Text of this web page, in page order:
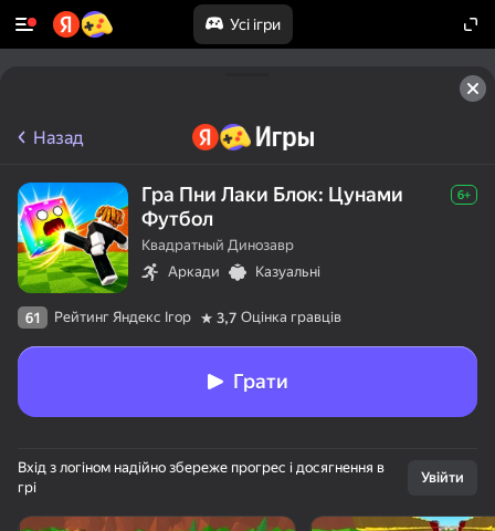
Усі ігри
Назад
Гра Пни Лаки Блок: Цунами
Футбол
6+
Квадратный Динозавр
Аркади
Казуальні
61 Рейтинг Яндекс Ігор 3,7 Оцінка гравців
Грати
Вхід з логіном надійно збереже прогрес і досягнення в
грі
Увійти